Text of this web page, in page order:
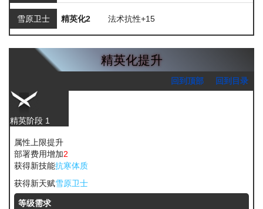
雪原卫士 精英化2 法术抗性+15
精英化提升
回到顶部 回到目录
精英阶段 1
属性上限提升
部署费用增加2
获得新技能抗寒体质
获得新天赋雪原卫士
等级需求